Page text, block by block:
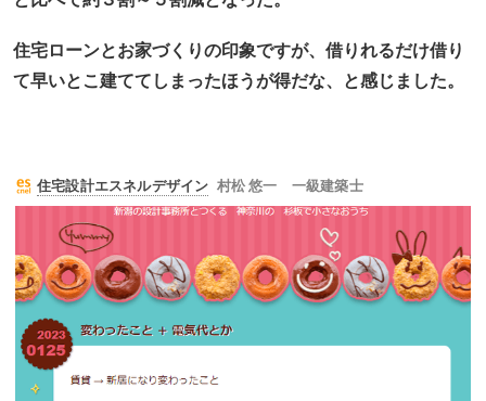
住宅ローンとお家づくりの印象ですが、借りれるだけ借り
て早いとこ建ててしまったほうが得だな、と感じました。